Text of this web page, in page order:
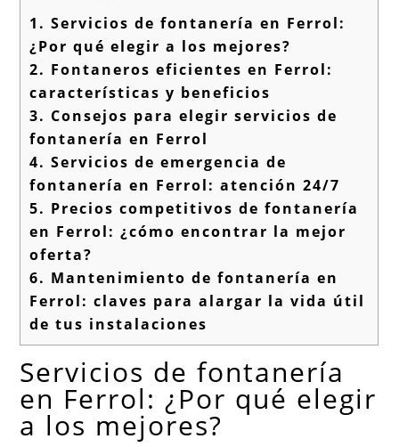
1. Servicios de fontanería en Ferrol:
¿Por qué elegir a los mejores?
2. Fontaneros eficientes en Ferrol:
características y beneficios
3. Consejos para elegir servicios de
fontanería en Ferrol
4. Servicios de emergencia de
fontanería en Ferrol: atención 24/7
5. Precios competitivos de fontanería
en Ferrol: ¿cómo encontrar la mejor
oferta?
6. Mantenimiento de fontanería en
Ferrol: claves para alargar la vida útil
de tus instalaciones
Servicios de fontanería
en Ferrol: ¿Por qué elegir
a los mejores?